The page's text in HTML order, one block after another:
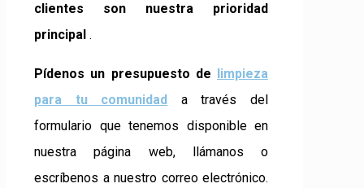
clientes son nuestra prioridad
principal .
Pídenos un presupuesto de
limpieza
para tu comunidad
a través del
formulario que tenemos disponible en
nuestra página web, llámanos o
escríbenos a nuestro correo electrónico.